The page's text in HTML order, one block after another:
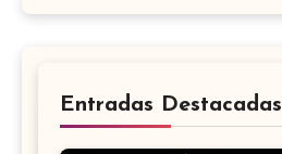
Entradas Destacadas